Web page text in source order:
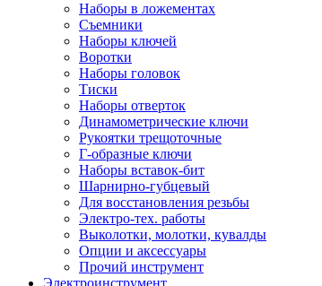
Наборы в ложементах
Съемники
Наборы ключей
Воротки
Наборы головок
Тиски
Наборы отверток
Динамометрические ключи
Рукоятки трещоточные
Г-образные ключи
Наборы вставок-бит
Шарнирно-губцевый
Для восстановления резьбы
Электро-тех. работы
Выколотки, молотки, кувалды
Опции и аксессуары
Прочий инструмент
Электроинструмент